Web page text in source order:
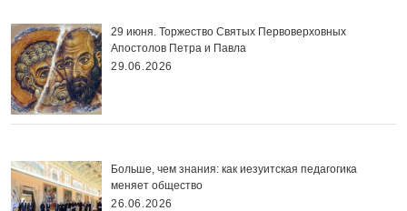
29 июня. Торжество Святых Первоверховных
Апостолов Петра и Павла
29.06.2026
Больше, чем знания: как иезуитская педагогика
меняет общество
26.06.2026